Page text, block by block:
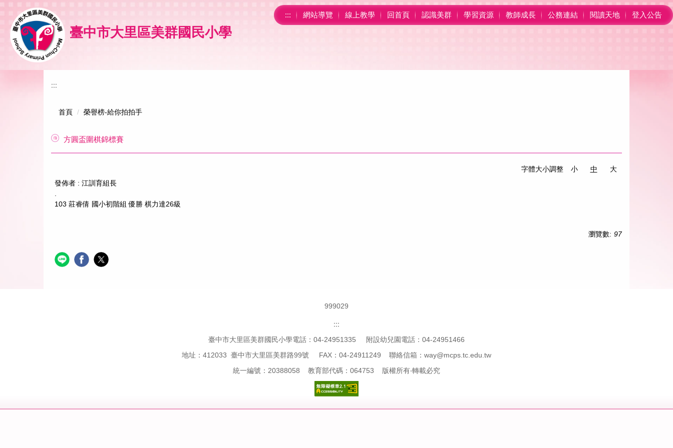
主
區
臺中市大里區美群國民小學
::: 網站導覽 線上教學 回首頁 認識美群 學習資源 教師成長 公務連結 閱讀天地 登入公告
:::
首頁 榮譽榜-給你拍拍手
方圓盃圍棋錦標賽
字體大小調整 小 中
大
發佈者 : 江訓育組長
103 莊睿倩 國小初階組 優勝 棋力達26級
瀏覽數: 97
999029
:::
臺中市大里區美群國民小學電話：04-24951335 附設幼兒園電話：04-24951466
地址：412033 臺中市大里區美群路99號 FAX：04-24911249 聯絡信箱：way@mcps.tc.edu.tw
統一編號：20388058 教育部代碼：064753 版權所有‧轉載必究